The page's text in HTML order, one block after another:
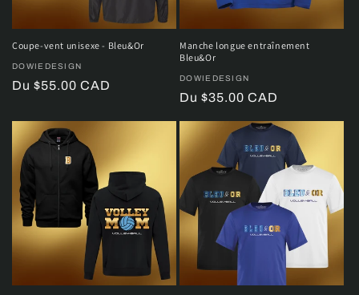
Coupe-vent unisexe - Bleu&Or
Distributeur :
DOWIEDESIGN
Prix
Du $55.00 CAD
Manche longue entraînement
Bleu&Or
Distributeur :
DOWIEDESIGN
Prix
Du $35.00 CAD